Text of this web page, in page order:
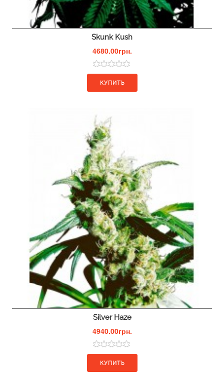
Skunk Kush
4680.00грн.
КУПИТЬ
Silver Haze
4940.00грн.
КУПИТЬ